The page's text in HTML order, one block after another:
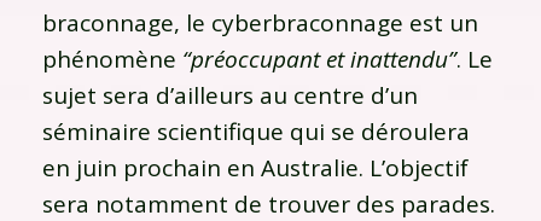
braconnage, le cyberbraconnage est un
phénomène “préoccupant et inattendu”. Le
sujet sera d’ailleurs au centre d’un
séminaire scientifique qui se déroulera
en juin prochain en Australie. L’objectif
sera notamment de trouver des parades.